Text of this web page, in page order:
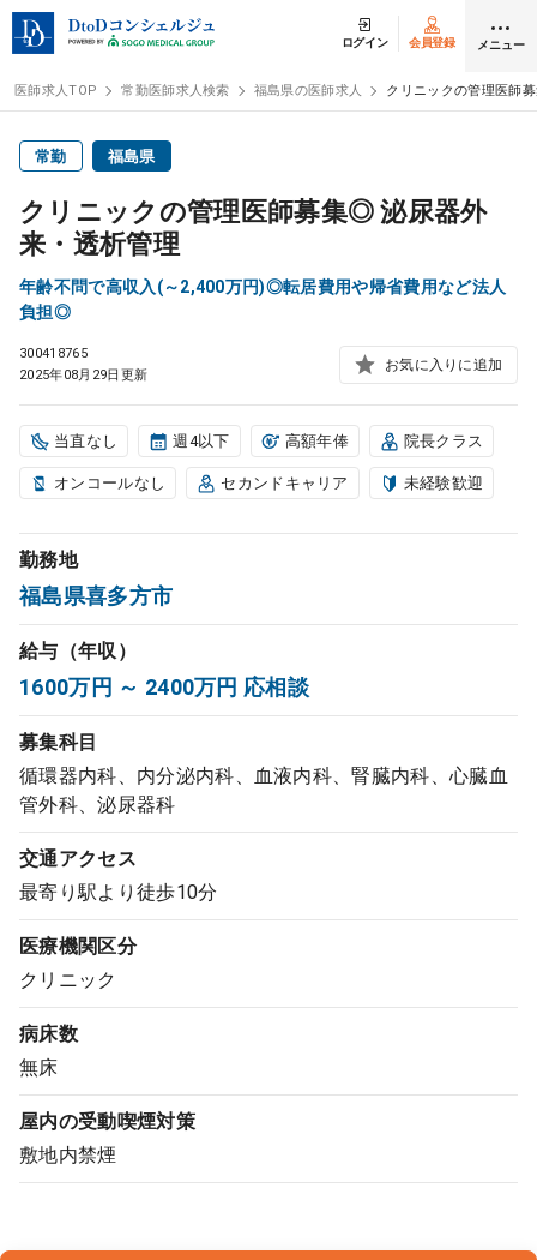
ログイン 会員登録 メニュー
医師求人
常勤検索
非常勤検索 アルバイト
スポット検索 アルバイト
DtoDの転職・アルバイト支援
コンサルタント
成功事例
転職ノウハウ
受付時間
0120-337-613
クリニック開業
DtoDとは
お問合せ
採用をお考えの医療機関の方
医師求人TOP 常勤医師求人検索 福島県の医師求人 クリニックの管理医師
常勤 福島県
クリニックの管理医師募集◎ 泌尿器外
来・透析管理
年齢不問で高収入(～2,400万円)◎転居費用や帰省費用など法人
負担◎
300418765
2025年08月29日更新
お気に入りに追加
当直なし 週4以下 高額年俸 院長クラス
オンコールなし セカンドキャリア 未経験歓迎
勤務地
福島県喜多方市
給与（年収）
1600万円 ～ 2400万円 応相談
募集科目
循環器内科、内分泌内科、血液内科、腎臓内科、心臓血
管外科、泌尿器科
交通アクセス
最寄り駅より徒歩10分
医療機関区分
クリニック
病床数
無床
屋内の受動喫煙対策
敷地内禁煙